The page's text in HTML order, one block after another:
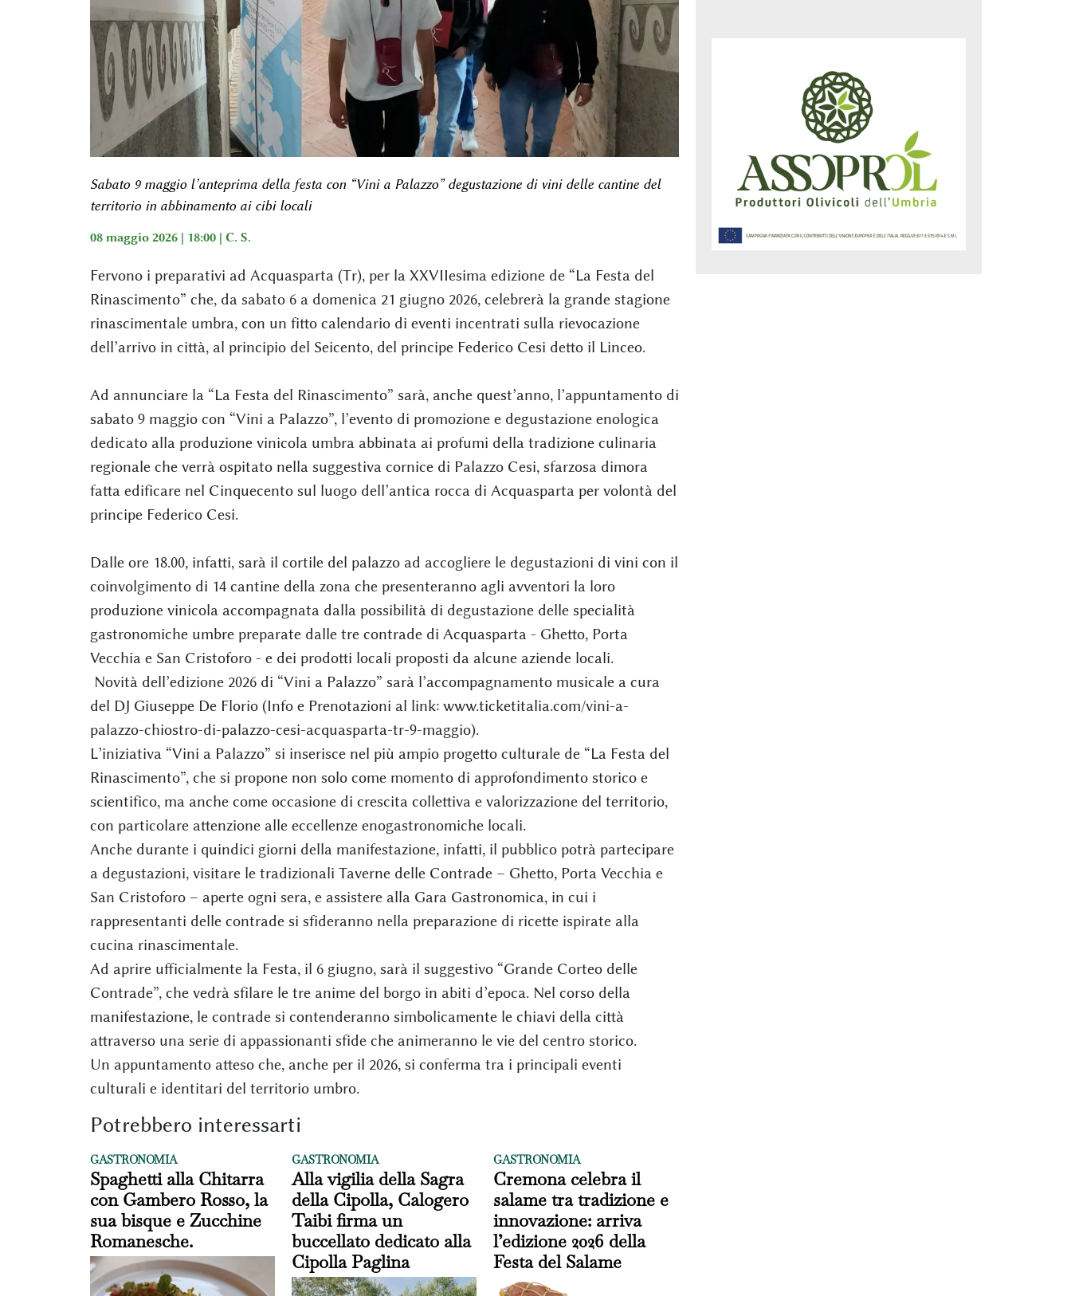
Sabato 9 maggio l’anteprima della festa con “Vini a Palazzo” degustazione di vini delle cantine del
territorio in abbinamento ai cibi locali
08 maggio 2026 | 18:00 | C. S.
Fervono i preparativi ad Acquasparta (Tr), per la XXVIIesima edizione de “La Festa del
Rinascimento” che, da sabato 6 a domenica 21 giugno 2026, celebrerà la grande stagione
rinascimentale umbra, con un fitto calendario di eventi incentrati sulla rievocazione
dell’arrivo in città, al principio del Seicento, del principe Federico Cesi detto il Linceo.
Ad annunciare la “La Festa del Rinascimento” sarà, anche quest’anno, l’appuntamento di
sabato 9 maggio con “Vini a Palazzo”, l’evento di promozione e degustazione enologica
dedicato alla produzione vinicola umbra abbinata ai profumi della tradizione culinaria
regionale che verrà ospitato nella suggestiva cornice di Palazzo Cesi, sfarzosa dimora
fatta edificare nel Cinquecento sul luogo dell’antica rocca di Acquasparta per volontà del
principe Federico Cesi.
Dalle ore 18.00, infatti, sarà il cortile del palazzo ad accogliere le degustazioni di vini con il
coinvolgimento di 14 cantine della zona che presenteranno agli avventori la loro
produzione vinicola accompagnata dalla possibilità di degustazione delle specialità
gastronomiche umbre preparate dalle tre contrade di Acquasparta - Ghetto, Porta
Vecchia e San Cristoforo - e dei prodotti locali proposti da alcune aziende locali.
Novità dell’edizione 2026 di “Vini a Palazzo” sarà l’accompagnamento musicale a cura
del DJ Giuseppe De Florio (Info e Prenotazioni al link: www.ticketitalia.com/vini-a-
palazzo-chiostro-di-palazzo-cesi-acquasparta-tr-9-maggio).
L’iniziativa “Vini a Palazzo” si inserisce nel più ampio progetto culturale de “La Festa del
Rinascimento”, che si propone non solo come momento di approfondimento storico e
scientifico, ma anche come occasione di crescita collettiva e valorizzazione del territorio,
con particolare attenzione alle eccellenze enogastronomiche locali.
Anche durante i quindici giorni della manifestazione, infatti, il pubblico potrà partecipare
a degustazioni, visitare le tradizionali Taverne delle Contrade – Ghetto, Porta Vecchia e
San Cristoforo – aperte ogni sera, e assistere alla Gara Gastronomica, in cui i
rappresentanti delle contrade si sfideranno nella preparazione di ricette ispirate alla
cucina rinascimentale.
Ad aprire ufficialmente la Festa, il 6 giugno, sarà il suggestivo “Grande Corteo delle
Contrade”, che vedrà sfilare le tre anime del borgo in abiti d’epoca. Nel corso della
manifestazione, le contrade si contenderanno simbolicamente le chiavi della città
attraverso una serie di appassionanti sfide che animeranno le vie del centro storico.
Un appuntamento atteso che, anche per il 2026, si conferma tra i principali eventi
culturali e identitari del territorio umbro.
Potrebbero interessarti
GASTRONOMIA
Spaghetti alla Chitarra
con Gambero Rosso, la
sua bisque e Zucchine
Romanesche.
GASTRONOMIA
Alla vigilia della Sagra
della Cipolla, Calogero
Taibi firma un
buccellato dedicato alla
Cipolla Paglina
GASTRONOMIA
Cremona celebra il
salame tra tradizione e
innovazione: arriva
l’edizione 2026 della
Festa del Salame